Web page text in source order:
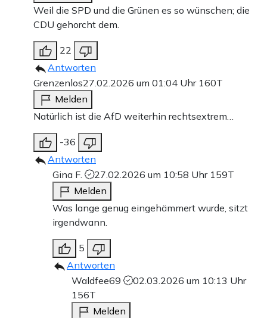
Weil die SPD und die Grünen es so wünschen; die
CDU gehorcht dem.
22
Antworten
Grenzenlos27.02.2026 um 01:04 Uhr 160T
Melden
Natürlich ist die AfD weiterhin rechtsextrem…
-36
Antworten
Gina F.
27.02.2026 um 10:58 Uhr 159T
Melden
Was lange genug eingehämmert wurde, sitzt
irgendwann.
5
Antworten
Waldfee69
02.03.2026 um 10:13 Uhr
156T
Melden